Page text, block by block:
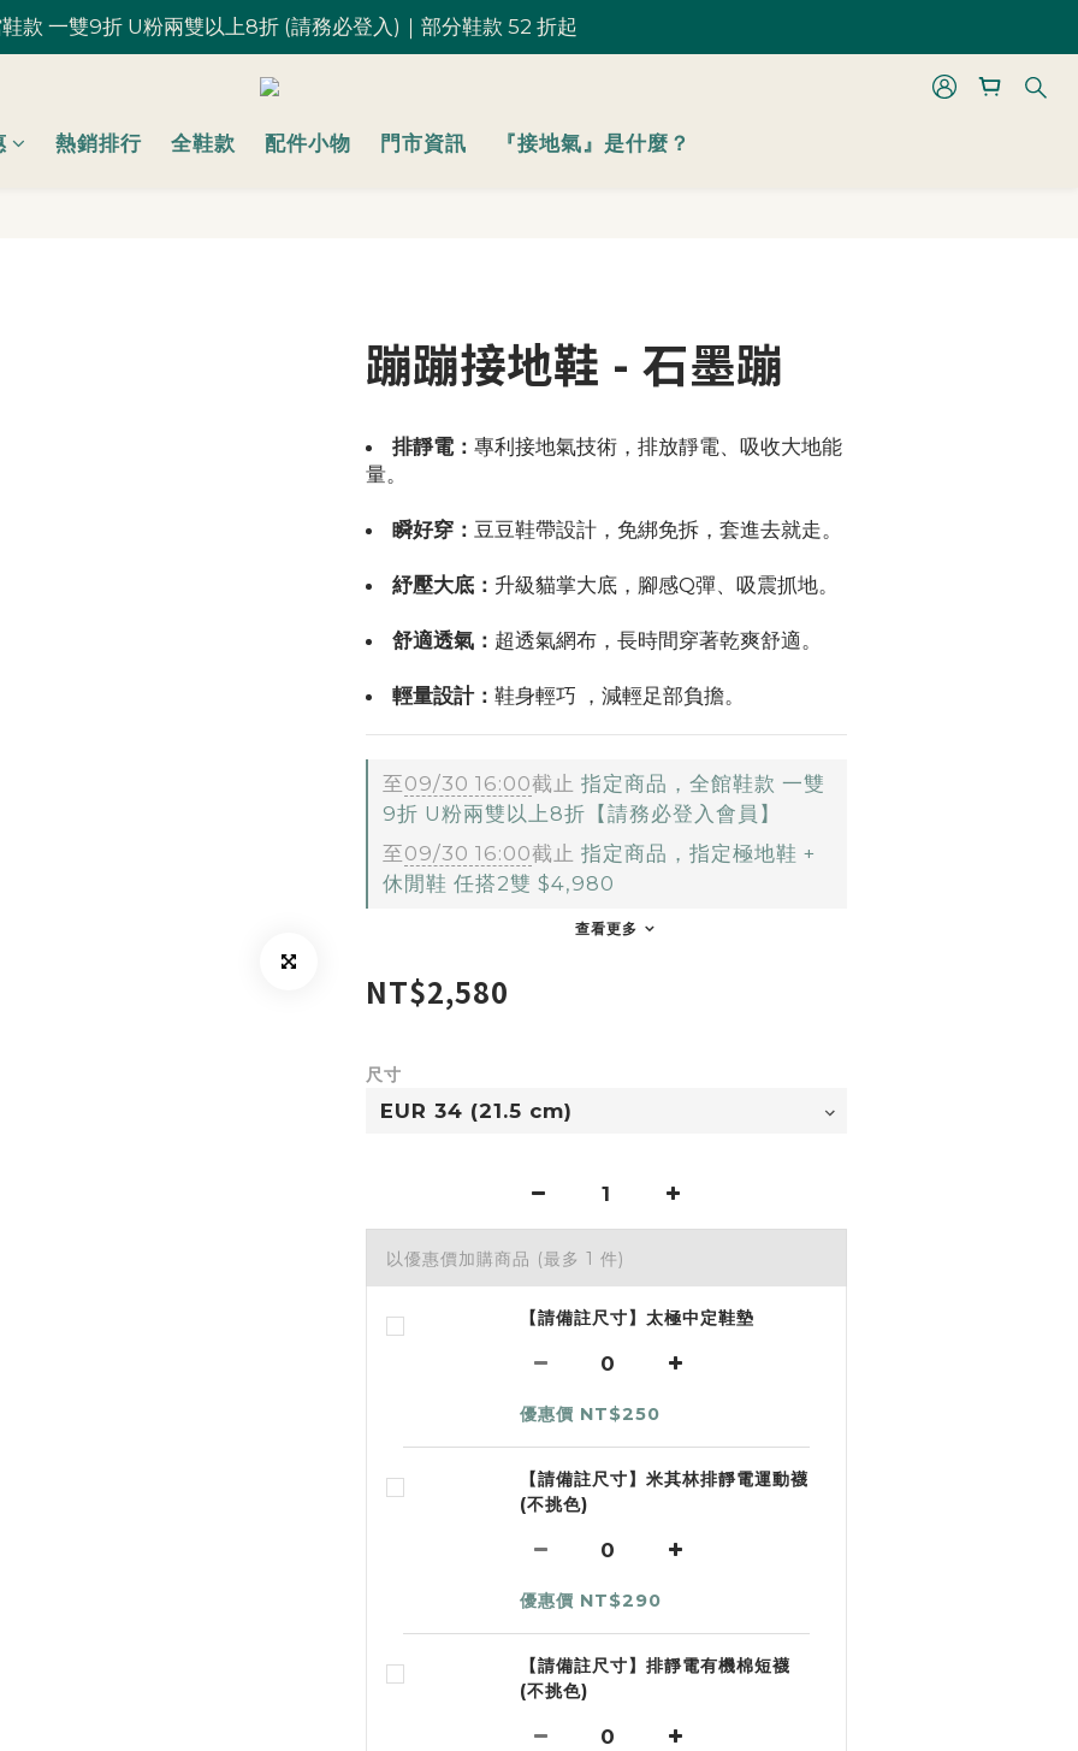
款 一雙9折 U粉兩雙以上8折 (請務必登入)｜部分鞋款 52 折起
款 一雙9折 U粉兩雙以上8折 (請務必登入)｜部分鞋款 52 折起
台灣滿 $1,700 享免運優惠
U粉就是你！加入會員 $200 購物金馬上用~
熱銷排行 全鞋款 配件小物 門市資訊 『接地氣』是什麼？
蹦蹦接地鞋 - 石墨蹦
排靜電：專利接地氣技術，排放靜電、吸收大地能
量。
瞬好穿：豆豆鞋帶設計，免綁免拆，套進去就走。
紓壓大底： 升級貓掌大底，腳感Q彈、吸震抓地。
舒適透氣： 超透氣網布，長時間穿著乾爽舒適。
輕量設計：鞋身輕巧 ，減輕足部負擔。
至09/30 16:00截止 指定商品，全館鞋款 一雙
9折 U粉兩雙以上8折【請務必登入會員】
至09/30 16:00截止 指定商品，指定極地鞋 +
休閒鞋 任搭2雙 $4,980
查看更多
NT$2,580
尺寸
以優惠價加購商品 (最多 1 件)
【請備註尺寸】太極中定鞋墊
優惠價 NT$250
【請備註尺寸】米其林排靜電運動襪
(不挑色)
優惠價 NT$290
【請備註尺寸】排靜電有機棉短襪
(不挑色)